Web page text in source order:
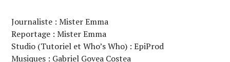
Journaliste : Mister Emma
Reportage : Mister Emma
Studio (Tutoriel et Who’s Who) : EpiProd
Musiques : Gabriel Govea Costea